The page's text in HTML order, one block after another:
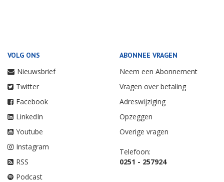
VOLG ONS
Nieuwsbrief
Twitter
Facebook
LinkedIn
Youtube
Instagram
RSS
Podcast
ABONNEE VRAGEN
Neem een Abonnement
Vragen over betaling
Adreswijziging
Opzeggen
Overige vragen
Telefoon:
0251 - 257924